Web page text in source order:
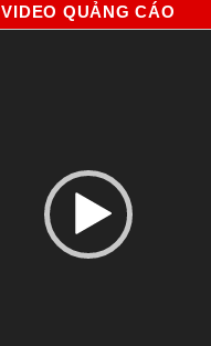
VIDEO QUẢNG CÁO